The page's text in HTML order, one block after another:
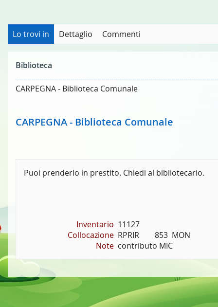
Lo trovi in Dettaglio Commenti
Biblioteca
CARPEGNA - Biblioteca Comunale
CARPEGNA - Biblioteca Comunale
Puoi prenderlo in prestito. Chiedi al bibliotecario.
Inventario 11127
Collocazione RPRIR        853  MON
Note contributo MIC